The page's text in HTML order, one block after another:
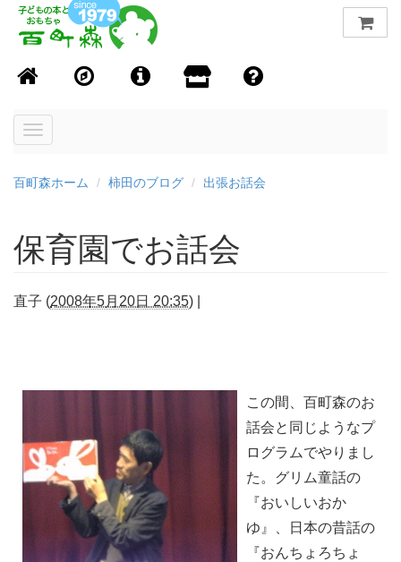
Toggle
百町森ホーム 柿田のブログ 出張お話会
保育園でお話会
直子 (2008年5月20日 20:35)
この間、百町森のお
話会と同じようなプ
ログラムでやりまし
た。グリム童話の
『おいしいおか
ゆ』、日本の昔話の
『おんちょろちょ